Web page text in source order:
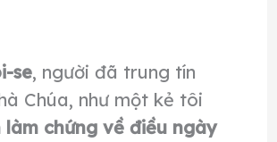
se, người đã trung tín
Chúa, như một kẻ tôi
làm chứng về điều ngày